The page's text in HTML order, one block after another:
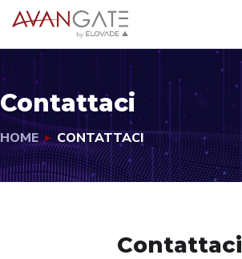
Contattaci
HOME CONTATTACI
Contattaci